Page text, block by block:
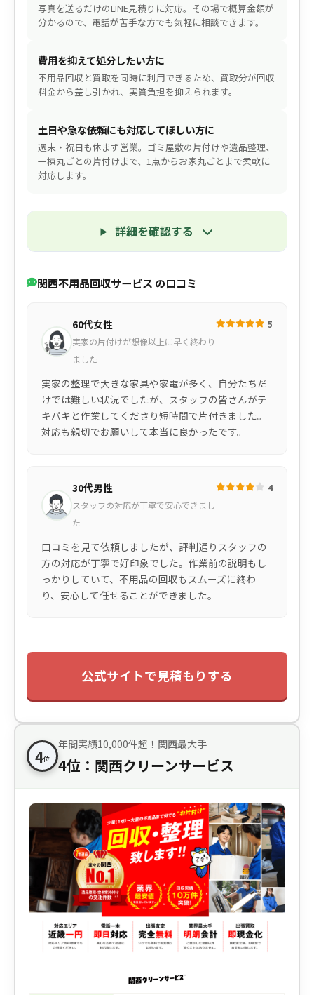
写真を送るだけのLINE見積りに対応。その場で概算金額が
分かるので、電話が苦手な方でも気軽に相談できます。
費用を抑えて処分したい方に
不用品回収と買取を同時に利用できるため、買取分が回収
料金から差し引かれ、実質負担を抑えられます。
土日や急な依頼にも対応してほしい方に
週末・祝日も休まず営業。ゴミ屋敷の片付けや遺品整理、
一棟丸ごとの片付けまで、1点からお家丸ごとまで柔軟に
対応します。
詳細を確認する
関西不用品回収サービス の口コミ
60代女性
実家の片付けが想像以上に早く終わり
ました
5
実家の整理で大きな家具や家電が多く、自分たちだ
けでは難しい状況でしたが、スタッフの皆さんがテ
キパキと作業してくださり短時間で片付きました。
対応も親切でお願いして本当に良かったです。
30代男性
スタッフの対応が丁寧で安心できまし
た
4
口コミを見て依頼しましたが、評判通りスタッフの
方の対応が丁寧で好印象でした。作業前の説明もし
っかりしていて、不用品の回収もスムーズに終わ
り、安心して任せることができました。
公式サイトで見積もりする
4位
年間実績10,000件超！関西最大手
4位：関西クリーンサービス